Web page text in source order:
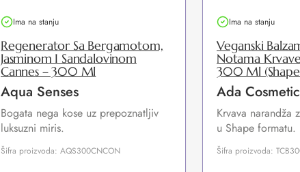
Ima na stanju
Regenerator Sa Bergamotom,
Jasminom I Sandalovinom
Cannes – 300 Ml
Aqua Senses
Bogata nega kose uz prepoznatljiv
luksuzni miris.
Šifra proizvoda: AQS300CNCON
Ima na stanju
Veganski
Notama
300 Ml (Shape
Ada
Krvava narandža
u Shape formatu.
Šifra proizvoda: